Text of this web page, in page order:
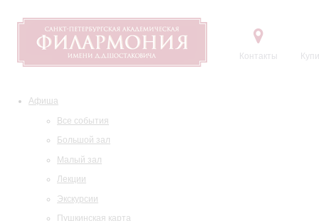
Контакты
Афиша
Все события
Большой зал
Малый зал
Лекции
Экскурсии
Пушкинская карта